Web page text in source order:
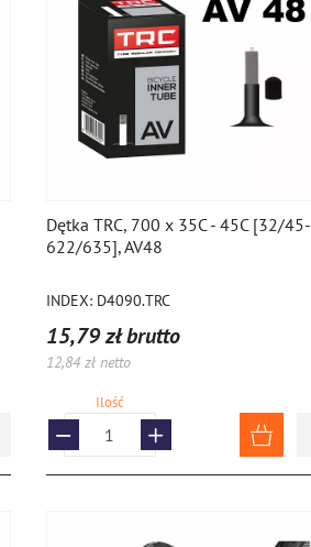
Dętka TRC, 700 x 35C - 45C [32/45-
622/635], AV48
INDEX: D4090.TRC
15,79 zł brutto
12,84 zł netto
Ilość